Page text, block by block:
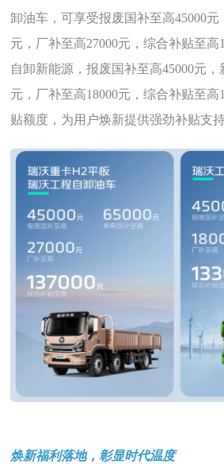
卸油车，可享受报废国补至高45000元
元，厂补至高27000元，综合补贴至高
自卸新能源，报废国补至高45000元，
元，厂补至高18000元，综合补贴至高
贴额度，为用户焕新提供强劲补贴支持
焕新福利落地，彰显时代温度